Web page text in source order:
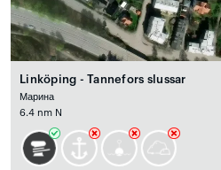
Linköping - Tannefors slussar
Марина
6.4 nm N